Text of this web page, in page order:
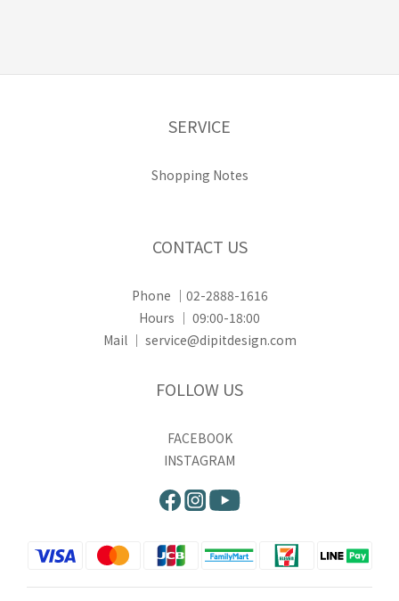
SERVICE
Shopping Notes
CONTACT US
Phone ｜02-2888-1616
Hours ｜ 09:00-18:00
Mail ｜ service@dipitdesign.com
FOLLOW US
FACEBOOK
INSTAGRAM